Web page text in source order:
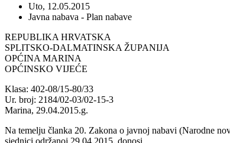
Uto, 12.05.2015
Javna nabava - Plan nabave
REPUBLIKA HRVATSKA
SPLITSKO-DALMATINSKA ŽUPANIJA
OPĆINA MARINA
OPĆINSKO VIJEĆE
Klasa: 402-08/15-80/33
Ur. broj: 2184/02-03/02-15-3
Marina, 29.04.2015.g.
Na temelju članka 20. Zakona o javnoj nabavi (Narodne
sjednici održanoj 29.04.2015. donosi